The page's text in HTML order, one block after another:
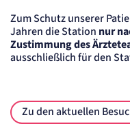
Zum Schutz unserer
Jahren die Station nur
Zustimmung des
ausschließlich für den
Zu den aktuellen
Sitzungs-Cookie
Name:
Zweck:
Behält die Zustände des Benutzers